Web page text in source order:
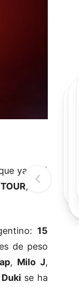
ya está
, una
15
de peso
, Milo J,
Duki se ha